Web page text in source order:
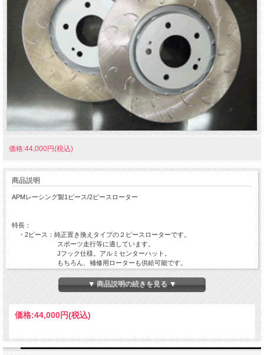
価格:44,000円(税込)
商品説明
APMレーシング製1ピース/2ピースローター
特長：
・2ピース：純正置き換えタイプの２ピースローターです。
スポーツ走行等に適しています。
Jフック仕様。アルミセンターハット。
もちろん、補修用ローターも供給可能です。
・1ピース：純正置き換えタイプのローターです。
純正ローターの補修交換用にお勧めの低価格タイプです。
Jフック仕様。リバースマウントタイプ(フロント用のみ)。
※86/BRZ以外、全て純正ブレンボキャリパー車用です。
注）輸入品ための為替が急激に変動した場合は、予告なく価格の変更をする場合が
▼ 商品説明の続きを見る ▼
価格:44,000円(税込)